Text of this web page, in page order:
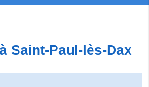
Saint-Paul-lès-Dax